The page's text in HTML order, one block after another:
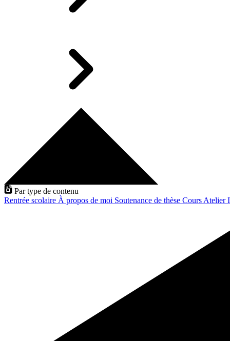
Par type de contenu
Rentrée scolaire À propos de moi Soutenance de thèse Cours Atelier